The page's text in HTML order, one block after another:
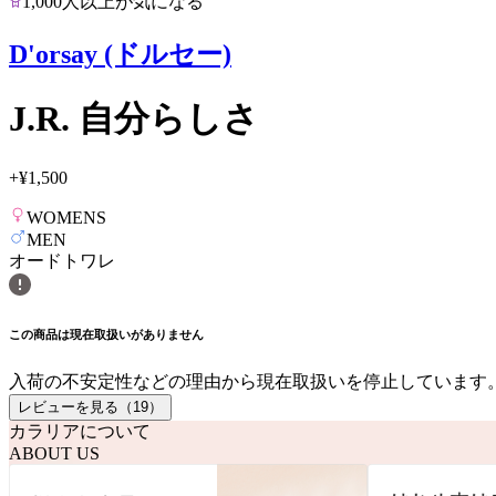
D'orsay (ドルセー)
J.R. 自分らしさ
+¥1,500
WOMENS
MEN
オードトワレ
この商品は現在取扱いがありません
入荷の不安定性などの理由から現在取扱いを停止しています
レビューを見る（ 19）
カラリアについて
ABOUT US